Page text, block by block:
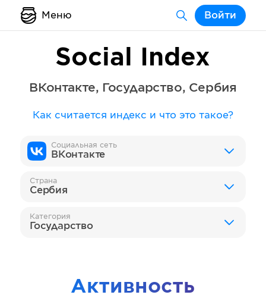
Меню Войти
Social Index
ВКонтакте, Государство, Сербия
Как считается индекс и что это такое?
Социальная сеть
ВКонтакте
Страна
Сербия
Категория
Государство
Активность